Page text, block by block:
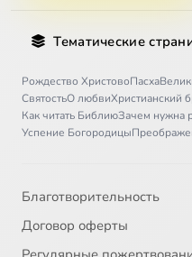
Тематические
Рождество ХристовоПасха
СвятостьО любвиХристианский
Как читать БиблиюЗачем нужна
Успение Богородицы
Благотворительность
Договор оферты